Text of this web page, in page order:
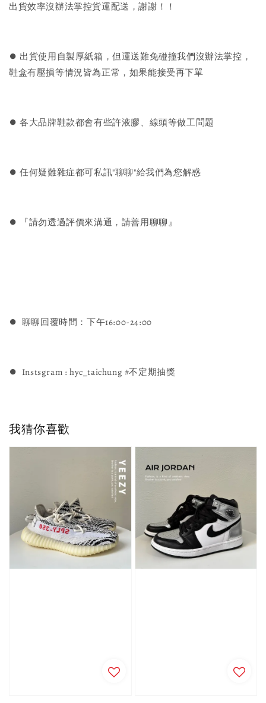
出貨效率沒辦法掌控貨運配送，謝謝！！
⏺︎ 出貨使用自製厚紙箱，但運送難免碰撞我們沒辦法掌控，
鞋盒有壓損等情況皆為正常，如果能接受再下單
⏺︎ 各大品牌鞋款都會有些許液膠、線頭等做工問題
⏺︎ 任何疑難雜症都可私訊"聊聊"給我們為您解惑
⏺︎ 『請勿透過評價來溝通，請善用聊聊』
⏺︎ 聊聊回覆時間：下午16:00-24:00
⏺︎ Instsgram : hyc_taichung #不定期抽獎
我猜你喜歡